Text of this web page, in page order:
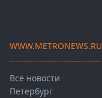
WWW.METRONEWS.RU
Все новости
Петербург